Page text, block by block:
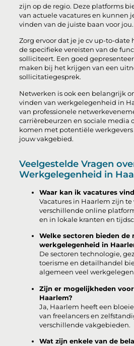
zijn op de regio. Deze platforms
van actuele vacatures en kunnen
vinden van de juiste baan voor jou.
Zorg ervoor dat je je cv up-to-date
de specifieke vereisten van de
solliciteert. Een goed
maken bij het krijgen van een
sollicitatiegesprek.
Netwerken is ook een belangrijk
vinden van werkgelegenheid in
van professionele
carrièrebeurzen en sociale media
komen met potentiële
jouw vakgebied.
Veelgestelde Vragen
Werkgelegenheid in
Waar kan ik vacatures
Vacatures in Haarlem zijn
verschillende online
en in lokale kranten en
Welke sectoren bieden de
werkgelegenheid in
De sectoren technologie,
toerisme en detailhandel
algemeen veel
Zijn er mogelijkheden
Haarlem?
Ja, Haarlem heeft een
van freelancers en
verschillende vakgebieden.
Wat zijn enkele van de